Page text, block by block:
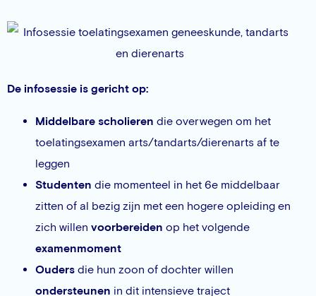
De infosessie is gericht op:
Middelbare scholieren die overwegen om het
toelatingsexamen arts/tandarts/dierenarts af te
leggen
Studenten die momenteel in het 6e middelbaar
zitten of al bezig zijn met een hogere opleiding en
zich willen voorbereiden op het volgende
examenmoment
Ouders die hun zoon of dochter willen
ondersteunen in dit intensieve traject